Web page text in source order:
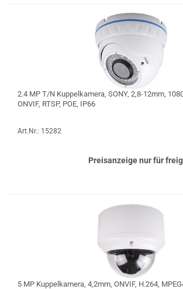
2.4 MP T/N Kuppelkamera, SONY, 2,8-12mm,
ONVIF, RTSP, POE, IP66
Art.Nr.: 15282
Preisanzeige nur für
5 MP Kuppelkamera, 4,2mm, ONVIF, H.264,